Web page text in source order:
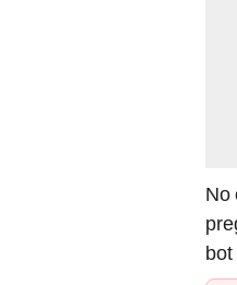
No
bot